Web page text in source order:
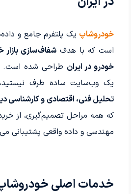
خودروشاپ یک پلتفرم جامع و
است که با هدف شفاف‌سازی بازار
خودرو در ایران طراحی شده است.
یک وب‌سایت ساده طرف
تحلیل فنی، اقتصادی و کارشناسی
که همه مراحل تصمیم‌گیری، از
مهندسی و داده واقعی پشتیبانی
خدمات اصلی